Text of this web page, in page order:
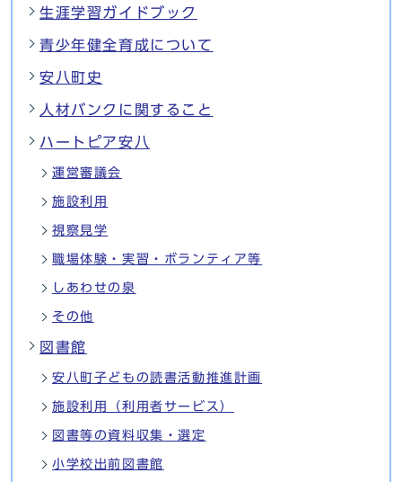
生涯学習ガイドブック
青少年健全育成について
安八町史
人材バンクに関すること
ハートピア安八
運営審議会
施設利用
視察見学
職場体験・実習・ボランティア等
しあわせの泉
その他
図書館
安八町子どもの読書活動推進計画
施設利用（利用者サービス）
図書等の資料収集・選定
小学校出前図書館